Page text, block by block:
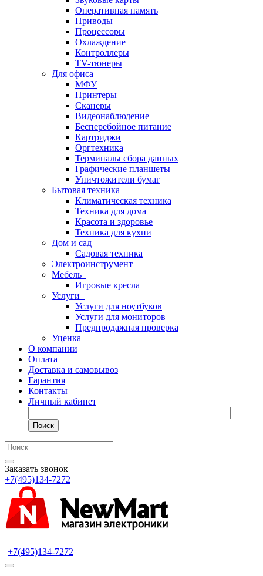
Оперативная память
Приводы
Процессоры
Охлаждение
Контроллеры
TV-тюнеры
Для офиса
МФУ
Принтеры
Сканеры
Видеонаблюдение
Бесперебойное питание
Картриджи
Оргтехника
Терминалы сбора данных
Графические планшеты
Уничтожители бумаг
Бытовая техника
Климатическая техника
Техника для дома
Красота и здоровье
Техника для кухни
Дом и сад
Садовая техника
Электроинструмент
Мебель
Игровые кресла
Услуги
Услуги для ноутбуков
Услуги для мониторов
Предпродажная проверка
Уценка
О компании
Оплата
Доставка и самовывоз
Гарантия
Контакты
Личный кабинет
Поиск
Заказать звонок
+7(495)134-7272
+7(495)134-7272